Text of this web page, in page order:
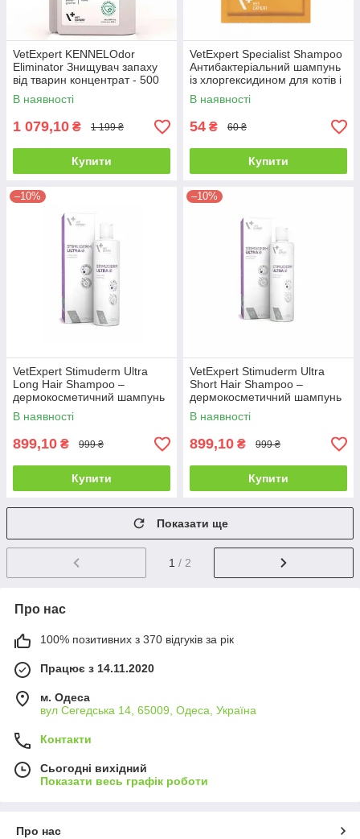
VetExpert KENNELOdor
Eliminator Знищувач запаху
від тварин концентрат - 500
мл
В наявності
1 079,10 ₴ 1 199 ₴
Купити
VetExpert Specialist Shampoo
Антибактеріальний шампунь
із хлоргексидином для котів і
собак — 15 мл
В наявності
54 ₴ 60 ₴
Купити
–10%
VetExpert Stimuderm Ultra
Long Hair Shampoo –
дермокосметичний шампунь
для довгошерстих собак, 250
мл
В наявності
899,10 ₴ 999 ₴
Купити
–10%
VetExpert Stimuderm Ultra
Short Hair Shampoo –
дермокосметичний шампунь
для короткошерстих собак,
250 мл
В наявності
899,10 ₴ 999 ₴
Купити
Показати ще
1 / 2
Про нас
100% позитивних з 370 відгуків за рік
Працює з 14.11.2020
м. Одеса
вул Сегедська 14, 65009, Одеса, Україна
Контакти
Сьогодні вихідний
Показати весь графік роботи
Про нас